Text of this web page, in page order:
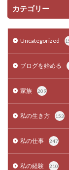
カテゴリー
Uncategorized
ブログを始める
家族 209
私の生き方 153
私の仕事 247
私の経験 210